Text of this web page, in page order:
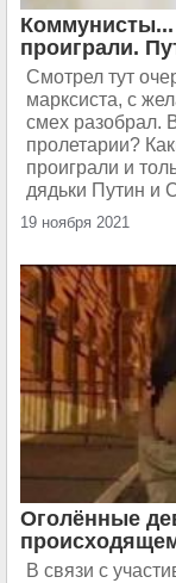
проиграли.
Смотрел тут
марксиста, с
смех разобрал.
пролетарии?
проиграли и
дядьки Путин и
19 ноября 2021
Оголённые
В связи с